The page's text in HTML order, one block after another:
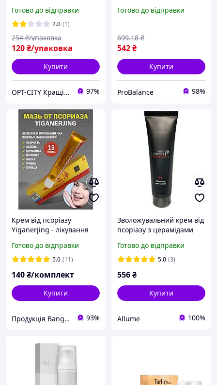
мазь від псоріазу 50 гр
Готово до відправки
2.0 (1)
120₴/упаковка
254 ₴/упаковка
Купити
OPT-CITY Кращі ціни в інтернеті 97%
Boericke Tafel Psoriaflora
Готово до відправки
542₴
699.18 ₴
Купити
ProBalance 98%
Крем від псоріазу
Yiganerjing - лікування
псоріазу з голограмою,
Термін придатності до
Готово до відправки
5.0 (11)
140₴/комплект
Купити
Продукція Bang De Li 93%
Зволожувальний крем від
псоріазу з церамідами
Moisturizing Cream
Ceramide 100 мл
Готово до відправки
5.0 (3)
556₴
Купити
Allume 100%